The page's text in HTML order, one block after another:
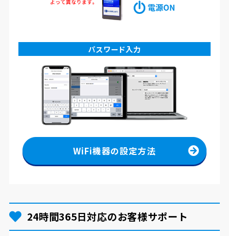
パスワード入力
WiFi機器の設定方法
24時間365日対応のお客様サポート